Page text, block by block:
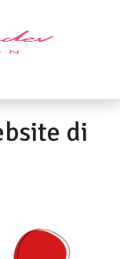
di